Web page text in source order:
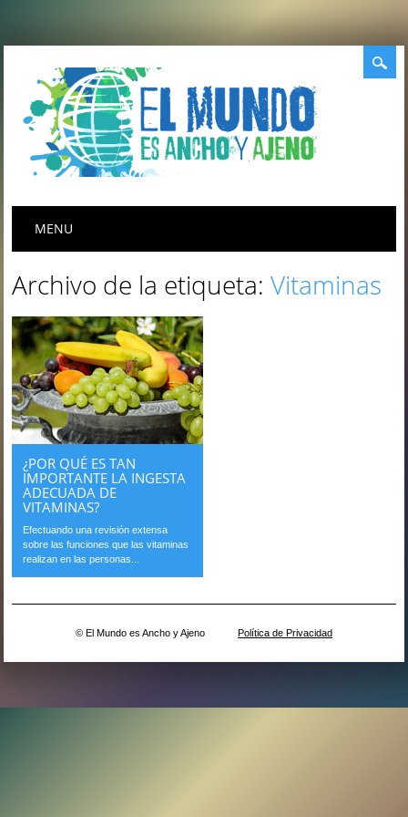
Menú principal
MENU
Archivo de la etiqueta:Vitaminas
¿POR QUÉ ES TAN
IMPORTANTE LA INGESTA
ADECUADA DE
VITAMINAS?
Efectuando una revisión extensa
sobre las funciones que las vitaminas
realizan en las personas...
© El Mundo es Ancho y Ajeno Política de Privacidad